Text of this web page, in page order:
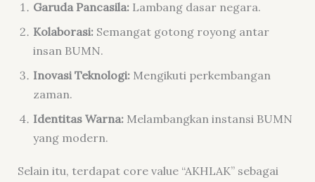
Garuda Pancasila:Lambang dasar negara.
Kolaborasi:Semangat gotong royong antar
insan BUMN.
Inovasi Teknologi:Mengikuti perkembangan
zaman.
Identitas Warna:Melambangkan instansi BUMN
yang modern.
Selain itu, terdapat core value “AKHLAK” sebagai